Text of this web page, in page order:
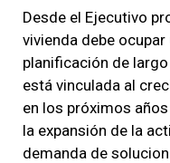
Desde el Ejecutivo
vivienda debe
planificación de
está vinculada al
en los próximos
la expansión de la
demanda de